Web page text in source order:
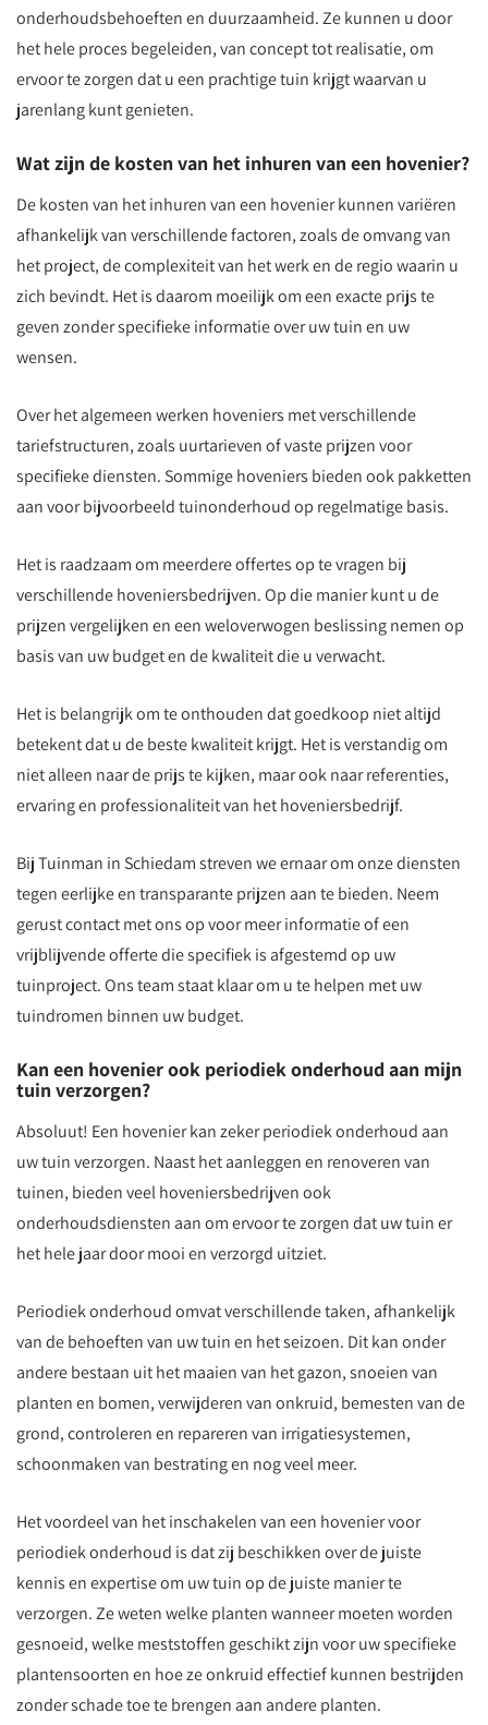
onderhoudsbehoeften en duurzaamheid. Ze kunnen u door
het hele proces begeleiden, van concept tot realisatie, om
ervoor te zorgen dat u een prachtige tuin krijgt waarvan u
jarenlang kunt genieten.
Wat zijn de kosten van het inhuren van een hovenier?
De kosten van het inhuren van een hovenier kunnen variëren
afhankelijk van verschillende factoren, zoals de omvang van
het project, de complexiteit van het werk en de regio waarin u
zich bevindt. Het is daarom moeilijk om een exacte prijs te
geven zonder specifieke informatie over uw tuin en uw
wensen.
Over het algemeen werken hoveniers met verschillende
tariefstructuren, zoals uurtarieven of vaste prijzen voor
specifieke diensten. Sommige hoveniers bieden ook pakketten
aan voor bijvoorbeeld tuinonderhoud op regelmatige basis.
Het is raadzaam om meerdere offertes op te vragen bij
verschillende hoveniersbedrijven. Op die manier kunt u de
prijzen vergelijken en een weloverwogen beslissing nemen op
basis van uw budget en de kwaliteit die u verwacht.
Het is belangrijk om te onthouden dat goedkoop niet altijd
betekent dat u de beste kwaliteit krijgt. Het is verstandig om
niet alleen naar de prijs te kijken, maar ook naar referenties,
ervaring en professionaliteit van het hoveniersbedrijf.
Bij Tuinman in Schiedam streven we ernaar om onze diensten
tegen eerlijke en transparante prijzen aan te bieden. Neem
gerust contact met ons op voor meer informatie of een
vrijblijvende offerte die specifiek is afgestemd op uw
tuinproject. Ons team staat klaar om u te helpen met uw
tuindromen binnen uw budget.
Kan een hovenier ook periodiek onderhoud aan mijn
tuin verzorgen?
Absoluut! Een hovenier kan zeker periodiek onderhoud aan
uw tuin verzorgen. Naast het aanleggen en renoveren van
tuinen, bieden veel hoveniersbedrijven ook
onderhoudsdiensten aan om ervoor te zorgen dat uw tuin er
het hele jaar door mooi en verzorgd uitziet.
Periodiek onderhoud omvat verschillende taken, afhankelijk
van de behoeften van uw tuin en het seizoen. Dit kan onder
andere bestaan uit het maaien van het gazon, snoeien van
planten en bomen, verwijderen van onkruid, bemesten van de
grond, controleren en repareren van irrigatiesystemen,
schoonmaken van bestrating en nog veel meer.
Het voordeel van het inschakelen van een hovenier voor
periodiek onderhoud is dat zij beschikken over de juiste
kennis en expertise om uw tuin op de juiste manier te
verzorgen. Ze weten welke planten wanneer moeten worden
gesnoeid, welke meststoffen geschikt zijn voor uw specifieke
plantensoorten en hoe ze onkruid effectief kunnen bestrijden
zonder schade toe te brengen aan andere planten.